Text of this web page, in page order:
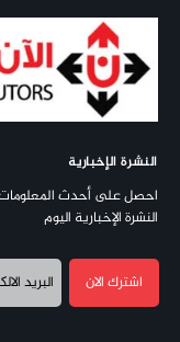
النشرة الإخبارية
احصل على أحدث
النشرة الإخبارية اليوم